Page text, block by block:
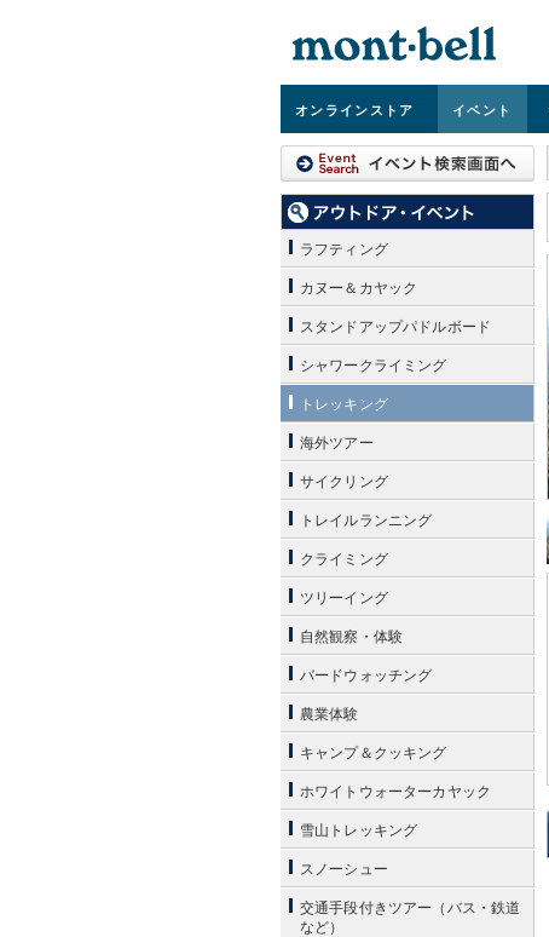
オンラインストア イベント
ラフティング
カヌー＆カヤック
スタンドアップパドルボード
シャワークライミング
トレッキング
海外ツアー
サイクリング
トレイルランニング
クライミング
ツリーイング
自然観察・体験
バードウォッチング
農業体験
キャンプ＆クッキング
ホワイトウォーターカヤック
雪山トレッキング
スノーシュー
交通手段付きツアー（バス・鉄道
など）